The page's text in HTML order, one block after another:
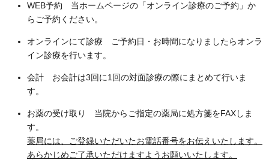
WEB予約 当ホームページの「オンライン診療のご予約」か
らご予約ください。
オンラインにて診療 ご予約日・お時間になりましたらオンラ
イン診療を行います。
会計 お会計は3回に1回の対面診療の際にまとめて行いま
す。
お薬の受け取り 当院からご指定の薬局に処方箋をFAXしま
す。
薬局には、ご登録いただいたお電話番号をお伝えいたします。
あらかじめご了承いただけますようお願いいたします。